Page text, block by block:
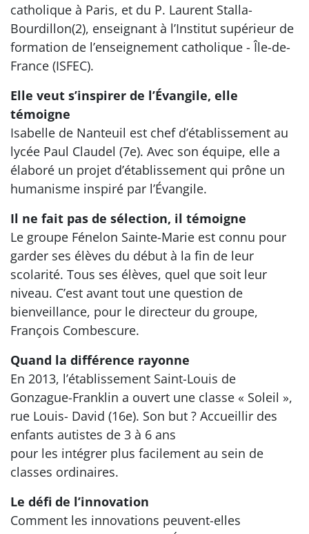
catholique à Paris, et du P. Laurent Stalla-
Bourdillon(2), enseignant à l’Institut supérieur de
formation de l’enseignement catholique - Île-de-
France (ISFEC).
Elle veut s’inspirer de l’Évangile, elle
témoigne
Isabelle de Nanteuil est chef d’établissement au
lycée Paul Claudel (7e). Avec son équipe, elle a
élaboré un projet d’établissement qui prône un
humanisme inspiré par l’Évangile.
Il ne fait pas de sélection, il témoigne
Le groupe Fénelon Sainte-Marie est connu pour
garder ses élèves du début à la fin de leur
scolarité. Tous ses élèves, quel que soit leur
niveau. C’est avant tout une question de
bienveillance, pour le directeur du groupe,
François Combescure.
Quand la différence rayonne
En 2013, l’établissement Saint-Louis de
Gonzague-Franklin a ouvert une classe « Soleil »,
rue Louis- David (16e). Son but ? Accueillir des
enfants autistes de 3 à 6 ans
pour les intégrer plus facilement au sein de
classes ordinaires.
Le défi de l’innovation
Comment les innovations peuvent-elles